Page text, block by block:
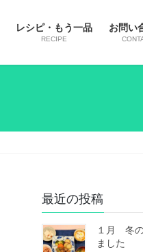
レシピ・もう一品
RECIPE
お問い
最近の投稿
１月 冬
ました